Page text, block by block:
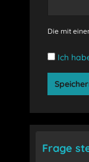
Die mit
Ich
Frage